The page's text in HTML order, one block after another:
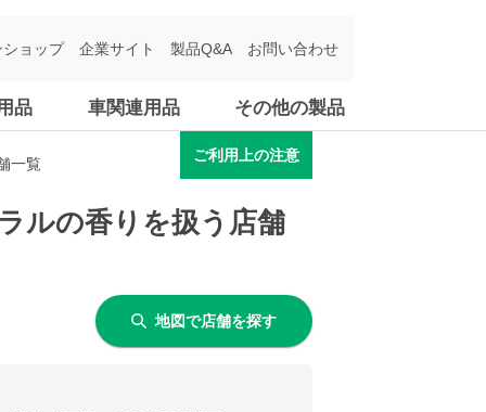
品 車関連用品 その他の製品
ョップ 企業サイト 製品Q&A お問い合わせ
一覧
ご利用上の注意
ルの香りを扱う店舗
地図で店舗を探す